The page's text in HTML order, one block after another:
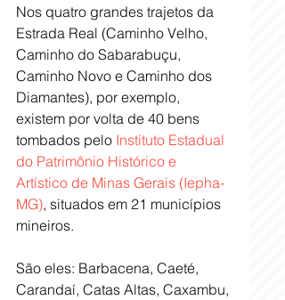
Nos quatro grandes trajetos da
Estrada Real (Caminho Velho,
Caminho do Sabarabuçu,
Caminho Novo e Caminho dos
Diamantes), por exemplo,
existem por volta de 40 bens
tombados pelo Instituto Estadual
do Patrimônio Histórico e
Artístico de Minas Gerais (Iepha-
MG), situados em 21 municípios
mineiros.
São eles: Barbacena, Caeté,
Carandaí, Catas Altas, Caxambu,